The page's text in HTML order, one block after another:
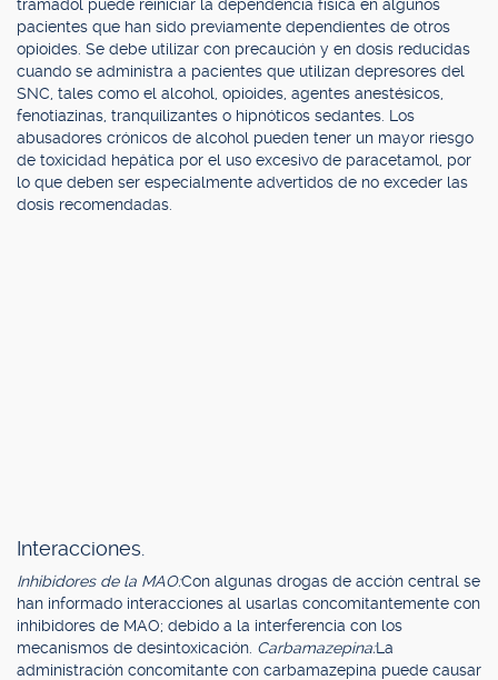
tramadol puede reiniciar la dependencia física en algunos
pacientes que han sido previamente dependientes de otros
opioides. Se debe utilizar con precaución y en dosis reducidas
cuando se administra a pacientes que utilizan depresores del
SNC, tales como el alcohol, opioides, agentes anestésicos,
fenotiazinas, tranquilizantes o hipnóticos sedantes. Los
abusadores crónicos de alcohol pueden tener un mayor riesgo
de toxicidad hepática por el uso excesivo de paracetamol, por
lo que deben ser especialmente advertidos de no exceder las
dosis recomendadas.
Interacciones.
Inhibidores de la MAO:Con algunas drogas de acción central se
han informado interacciones al usarlas concomitantemente con
inhibidores de MAO; debido a la interferencia con los
mecanismos de desintoxicación. Carbamazepina:La
administración concomitante con carbamazepina puede causar